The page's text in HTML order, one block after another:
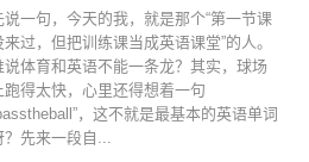
说一句，今天的我，就是那个“第一节课
来过，但把训练课当成英语课堂”的人。
说体育和英语不能一条龙？其实，球场
跑得太快，心里还得想着一句
，这不就是最基本的英语单词
？先来一段自...